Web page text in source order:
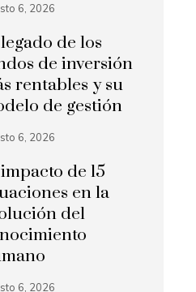
6, 2026
de los
de inversión
rentables y su
de gestión
6, 2026
de 15
en la
del
6, 2026